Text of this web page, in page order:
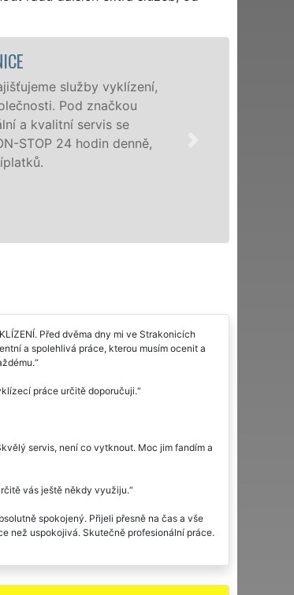
Před dvěma dny mi ve Strakonicích
a spolehlivá práce, kterou musím ocenit a
práce určitě doporučuji.
servis, není co vytknout. Moc jim fandím a
vás ještě někdy využiju.
spokojený. Přijeli přesně na čas a vše
než uspokojivá. Skutečně profesionální práce.
že si vyberu jiného dodavatele vyklízecích